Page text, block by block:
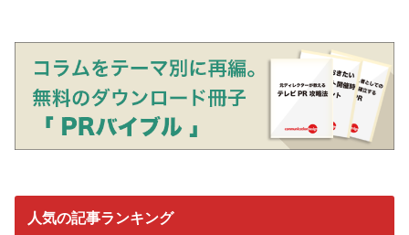
人気の記事ランキング